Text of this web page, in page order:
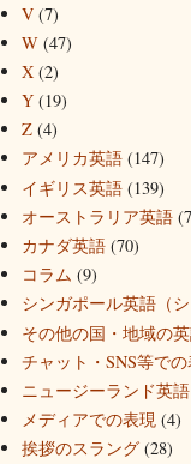
V (7)
W (47)
X (2)
Y (19)
Z (4)
アメリカ英語 (147)
イギリス英語 (139)
オーストラリア英語
カナダ英語 (70)
コラム (9)
シンガポール英語（シ
その他の国・地域の
チャット・SNS等で
ニュージーランド英語
メディアでの表現 (4)
挨拶のスラング (28)